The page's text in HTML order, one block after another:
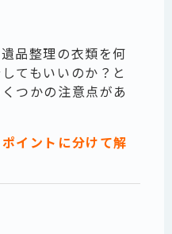
品整理の衣類を何
てもいいのか？と
つかの注意点があ
イントに分けて解